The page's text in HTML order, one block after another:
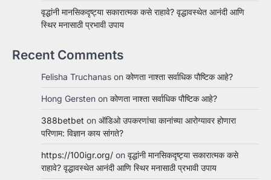
वृद्धांनी मानसिकदृष्ट्या सकारात्मक कसे राहावे? वृद्धावस्थेत आनंदी आणि
स्थिर मनासाठी प्रभावी उपाय
Recent Comments
Felisha Truchanas on कोणता नाश्ता सर्वाधिक पौष्टिक आहे?
Hong Gersten on कोणता नाश्ता सर्वाधिक पौष्टिक आहे?
388betbet on ऑडिओ उपकरणांचा कानांच्या आरोग्यावर होणारा
परिणाम: विज्ञान काय सांगते?
https://100igr.org/ on वृद्धांनी मानसिकदृष्ट्या सकारात्मक कसे
राहावे? वृद्धावस्थेत आनंदी आणि स्थिर मनासाठी प्रभावी उपाय